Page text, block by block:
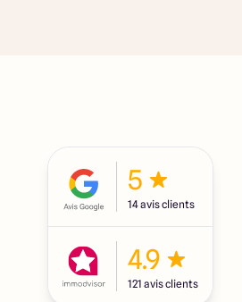
5
14 avis clients
4.9
121 avis clients